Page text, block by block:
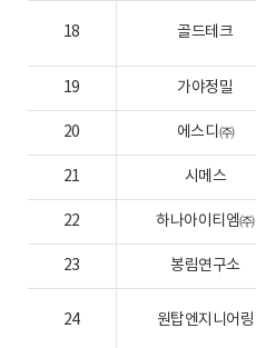
18 골드테크
19 가야정밀
20 에스디㈜
21 시메스
22 하나아이티엠㈜
23 봉림연구소
24 원탑엔지니어링